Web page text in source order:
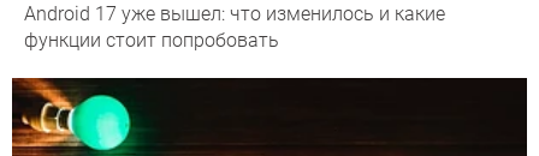
Android 17 уже вышел: что изменилось и какие
функции стоит попробовать